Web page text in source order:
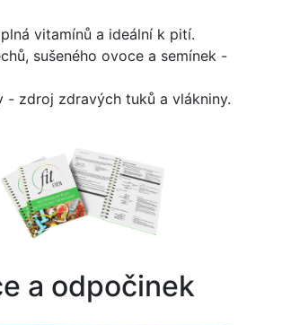
vitamínů a ideální k pití.
sušeného ovoce a semínek -
- zdroj zdravých tuků a vlákniny.
a odpočinek